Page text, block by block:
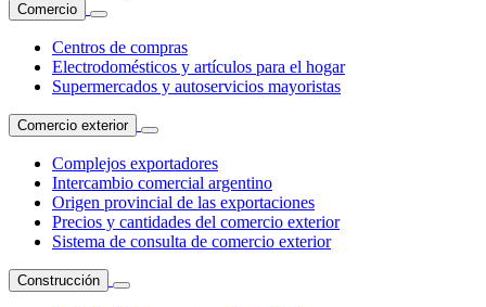
Comercio
Centros de compras
Electrodomésticos y artículos para el hogar
Supermercados y autoservicios mayoristas
Comercio exterior
Complejos exportadores
Intercambio comercial argentino
Origen provincial de las exportaciones
Precios y cantidades del comercio exterior
Sistema de consulta de comercio exterior
Construcción